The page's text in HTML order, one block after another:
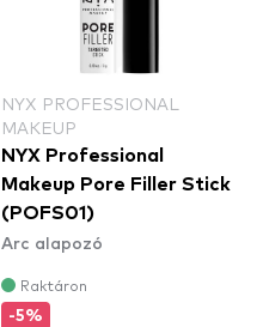
NYX PROFESSIONAL
MAKEUP
NYX Professional
Makeup Pore Filler Stick
(POFS01)
Arc alapozó
Raktáron
-5%